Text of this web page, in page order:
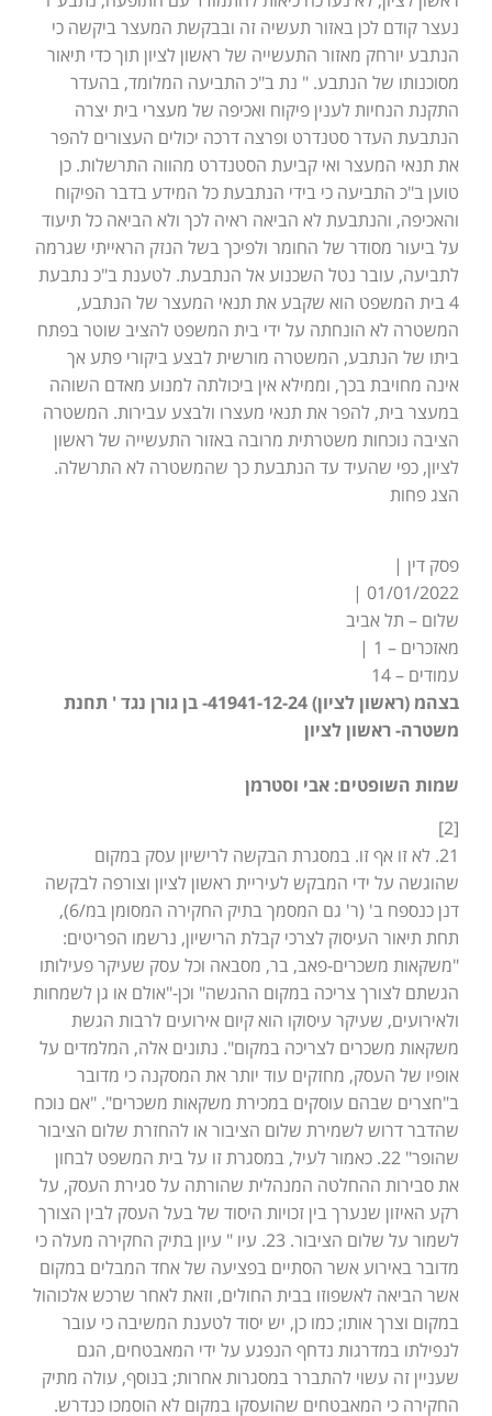
נעצר קודם לכן באזור תעשיה זה ובבקשת המעצר ביקשה כי
הנתבע יורחק מאזור התעשייה של ראשון לציון תוך כדי תיאור
מסוכנותו של הנתבע. " נת ב"כ התביעה המלומד, בהעדר
התקנת הנחיות לענין פיקוח ואכיפה של מעצרי בית יצרה
הנתבעת העדר סטנדרט ופרצה דרכה יכולים העצורים להפר
את תנאי המעצר ואי קביעת הסטנדרט מהווה התרשלות. כן
טוען ב"כ התביעה כי בידי הנתבעת כל המידע בדבר הפיקוח
והאכיפה, והנתבעת לא הביאה ראיה לכך ולא הביאה כל תיעוד
על ביעור מסודר של החומר ולפיכך בשל הנזק הראייתי שגרמה
לתביעה, עובר נטל השכנוע אל הנתבעת. לטענת ב"כ נתבעת
4 בית המשפט הוא שקבע את תנאי המעצר של הנתבע,
המשטרה לא הונחתה על ידי בית המשפט להציב שוטר בפתח
ביתו של הנתבע, המשטרה מורשית לבצע ביקורי פתע אך
אינה מחויבת בכך, וממילא אין ביכולתה למנוע מאדם השוהה
במעצר בית, להפר את תנאי מעצרו ולבצע עבירות. המשטרה
הציבה נוכחות משטרתית מרובה באזור התעשייה של ראשון
לציון, כפי שהעיד עד הנתבעת כך שהמשטרה לא התרשלה.
הצג פחות
פסק דין |
01/01/2022 |
שלום – תל אביב
מאזכרים – 1 |
עמודים – 14
בצהמ (ראשון לציון) 41941-12-24- בן גורן נגד ' תחנת
משטרה- ראשון לציון
שמות השופטים: אבי וסטרמן
[2]
21. לא זו אף זו. במסגרת הבקשה לרישיון עסק במקום
שהוגשה על ידי המבקש לעיריית ראשון לציון וצורפה לבקשה
דנן כנספח ב' (ר' גם המסמך בתיק החקירה המסומן במ/6),
תחת תיאור העיסוק לצרכי קבלת הרישיון, נרשמו הפריטים:
"משקאות משכרים-פאב, בר, מסבאה וכל עסק שעיקר פעילותו
הגשתם לצורך צריכה במקום ההגשה" וכן-"אולם או גן לשמחות
ולאירועים, שעיקר עיסוקו הוא קיום אירועים לרבות הגשת
משקאות משכרים לצריכה במקום". נתונים אלה, המלמדים על
אופיו של העסק, מחזקים עוד יותר את המסקנה כי מדובר
ב"חצרים שבהם עוסקים במכירת משקאות משכרים". "אם נוכח
שהדבר דרוש לשמירת שלום הציבור או להחזרת שלום הציבור
שהופר" 22. כאמור לעיל, במסגרת זו על בית המשפט לבחון
את סבירות ההחלטה המנהלית שהורתה על סגירת העסק, על
רקע האיזון שנערך בין זכויות היסוד של בעל העסק לבין הצורך
לשמור על שלום הציבור. 23. עיו " עיון בתיק החקירה מעלה כי
מדובר באירוע אשר הסתיים בפציעה של אחד המבלים במקום
אשר הביאה לאשפוזו בבית החולים, וזאת לאחר שרכש אלכוהול
במקום וצרך אותו; כמו כן, יש יסוד לטענת המשיבה כי עובר
לנפילתו במדרגות נדחף הנפגע על ידי המאבטחים, הגם
שעניין זה עשוי להתברר במסגרות אחרות; בנוסף, עולה מתיק
החקירה כי המאבטחים שהועסקו במקום לא הוסמכו כנדרש.